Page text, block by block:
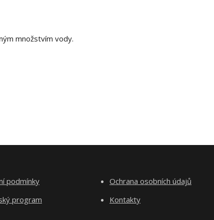
množstvím vody.
podmínky
program
Ochrana osobních údajů
Kontakty